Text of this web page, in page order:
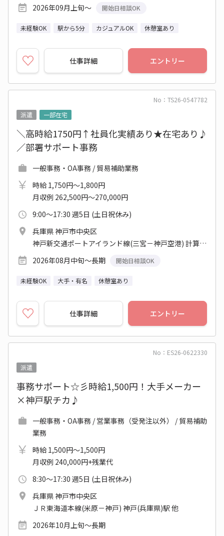
2026年09月上旬～
開始日相談OK
未経験OK 駅から5分 カジュアルOK 休憩室あり
仕事詳細 エントリー
No：TS26-0547782
派遣
一部在宅
＼高時給1750円↑社員化実績あり★在宅あり♪
／部署サポート事務
一般事務・OA事務 / 貿易補助業務
時給 1,750円～1,800円
月収例 262,500円～270,000円
9:00～17:30 週5日 (土日祝休み)
兵庫県 神戸市中央区
神戸新交通ポートアイランド線(三宮－神戸空港) 計算科学センター駅 他
2026年08月中旬～長期
開始日相談OK
未経験OK 大手・有名 休憩室あり
仕事詳細 エントリー
No：ES26-0622330
派遣
事務サポート☆彡時給1,500円！大手メーカー
×神戸駅チカ♪
一般事務・OA事務 / 営業事務（受発注以外） / 貿易補助
業務
時給 1,500円～1,500円
月収例 240,000円+残業代
8:30～17:30 週5日 (土日祝休み)
兵庫県 神戸市中央区
ＪＲ東海道本線(米原－神戸) 神戸(兵庫県)駅 他
2026年10月上旬～長期